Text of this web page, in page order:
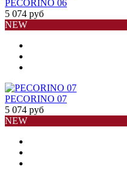
PECORINO 06
5 074 руб
NEW
PECORINO 07
5 074 руб
NEW